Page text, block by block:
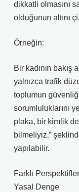
dikkatli olmasını
olduğunun altını
Örneğin:
Bir kadının bakış
yalnızca trafik
toplumun
sorumluluklarını
plaka, bir kimlik
bilmeliyiz,”
yapılabilir.
Farklı
Yasal Denge